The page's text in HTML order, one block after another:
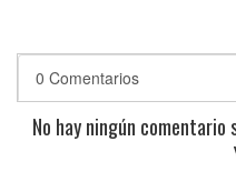
0 Comentarios
No hay ningún comentario